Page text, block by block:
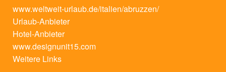
www.weltweit-urlaub.de/italien/abruzzen/
Urlaub-Anbieter
Hotel-Anbieter
www.designunit15.com
Weitere Links